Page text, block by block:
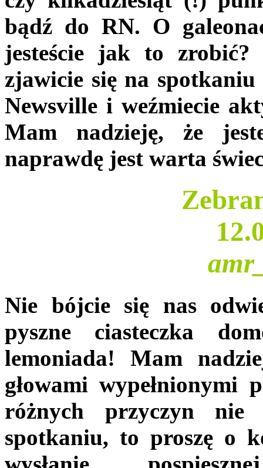
bądź do RN. O
jesteście jak to zrobić?
zjawicie się na
Newsville i weźmiecie
Mam nadzieję, że
naprawdę jest warta
Nie bójcie się nas
pyszne ciasteczka
lemoniada! Mam
głowami wypełnionymi
różnych przyczyn
spotkaniu, to proszę o